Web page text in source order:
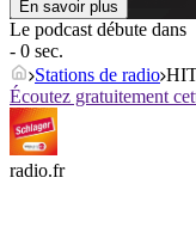
En savoir plus
Le podcast débute dans
- 0 sec.
Stations de radio
Écoutez gratuitement
radio.fr